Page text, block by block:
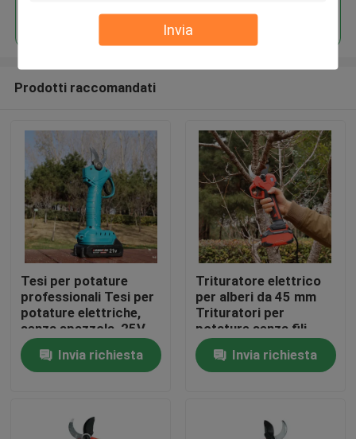
Invia
Casa.
Prodotti raccomandati
Tesi per potature
professionali Tesi per
potature elettriche,
senza spazzola, 25V
Tesi per potature
senza filiInvia richiesta
Trituratore elettrico
per alberi da 45 mm
Trituratori per
potature senza fili
Motore senza
spazzole per uso in
giardino
Invia richiesta